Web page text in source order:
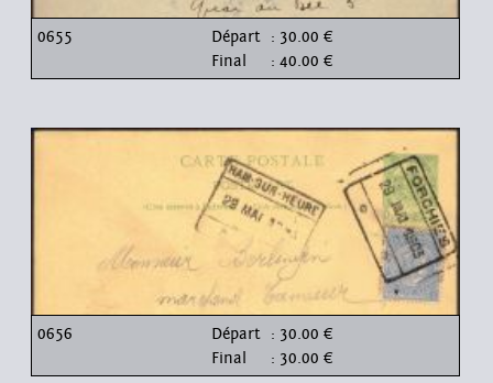
0655 Départ : 30.00 €
Final
: 40.00 €
0656 Départ : 30.00 €
Final
: 30.00 €